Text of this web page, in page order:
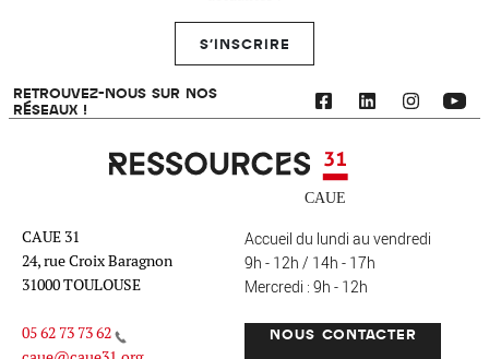
S'INSCRIRE
RETROUVEZ-NOUS SUR NOS
RÉSEAUX !
Ressources 31
CAUE 31
24, rue Croix Baragnon
31000 TOULOUSE
05 62 73 73 62
Accueil du lundi au vendredi
9h - 12h / 14h - 17h
Mercredi : 9h - 12h
NOUS CONTACTER